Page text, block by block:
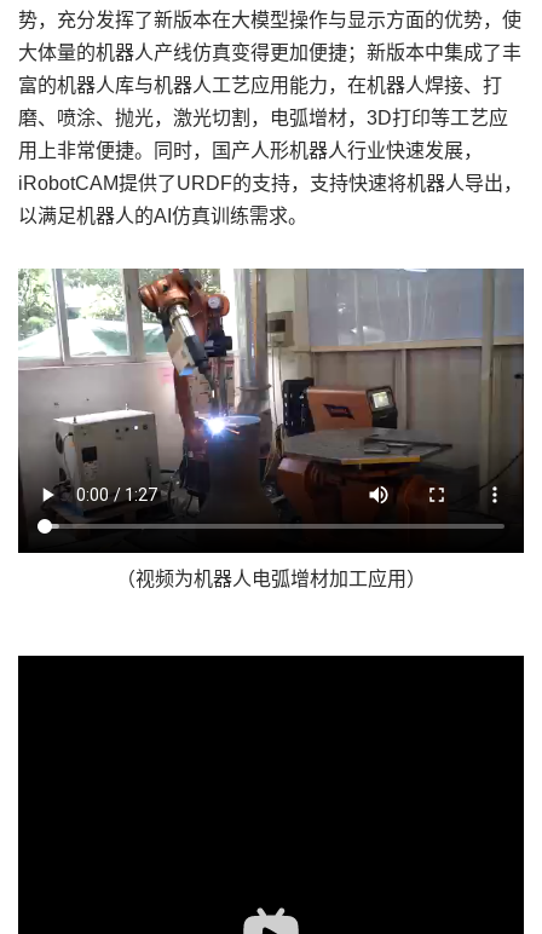
势，充分发挥了新版本在大模型操作与显示方面的优势，使
大体量的机器人产线仿真变得更加便捷；新版本中集成了丰
富的机器人库与机器人工艺应用能力，在机器人焊接、打
磨、喷涂、抛光，激光切割，电弧增材，3D打印等工艺应
用上非常便捷。同时，国产人形机器人行业快速发展，
iRobotCAM提供了URDF的支持，支持快速将机器人导出，
以满足机器人的AI仿真训练需求。
​​（视频为机器人电弧增材加工应用）